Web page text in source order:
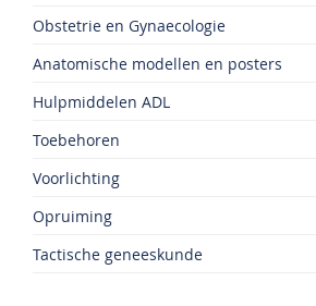
Obstetrie en Gynaecologie
Anatomische modellen en posters
Hulpmiddelen ADL
Toebehoren
Voorlichting
Opruiming
Tactische geneeskunde